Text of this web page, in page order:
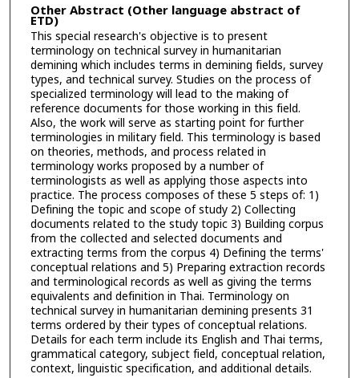
Other Abstract (Other language abstract of
ETD)
This special research's objective is to present
terminology on technical survey in humanitarian
demining which includes terms in demining fields, survey
types, and technical survey. Studies on the process of
specialized terminology will lead to the making of
reference documents for those working in this field.
Also, the work will serve as starting point for further
terminologies in military field. This terminology is based
on theories, methods, and process related in
terminology works proposed by a number of
terminologists as well as applying those aspects into
practice. The process composes of these 5 steps of: 1)
Defining the topic and scope of study 2) Collecting
documents related to the study topic 3) Building corpus
from the collected and selected documents and
extracting terms from the corpus 4) Defining the terms'
conceptual relations and 5) Preparing extraction records
and terminological records as well as giving the terms
equivalents and definition in Thai. Terminology on
technical survey in humanitarian demining presents 31
terms ordered by their types of conceptual relations.
Details for each term include its English and Thai terms,
grammatical category, subject field, conceptual relation,
context, linguistic specification, and additional details.